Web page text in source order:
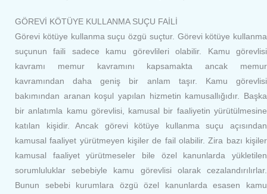
GÖREVİ KÖTÜYE KULLANMA SUÇU FAİLİ
Görevi kötüye kullanma suçu özgü suçtur. Görevi kötüye kullanma
suçunun faili sadece kamu görevlileri olabilir. Kamu görevlisi
kavramı memur kavramını kapsamakta ancak memur
kavramından daha geniş bir anlam taşır. Kamu görevlisi
bakımından aranan koşul yapılan hizmetin kamusallığıdır. Başka
bir anlatımla kamu görevlisi, kamusal bir faaliyetin yürütülmesine
katılan kişidir. Ancak görevi kötüye kullanma suçu açısından
kamusal faaliyet yürütmeyen kişiler de fail olabilir. Zira bazı kişiler
kamusal faaliyet yürütmeseler bile özel kanunlarda yükletilen
sorumluluklar sebebiyle kamu görevlisi olarak cezalandırılırlar.
Bunun sebebi kurumlara özgü özel kanunlarda esasen kamu